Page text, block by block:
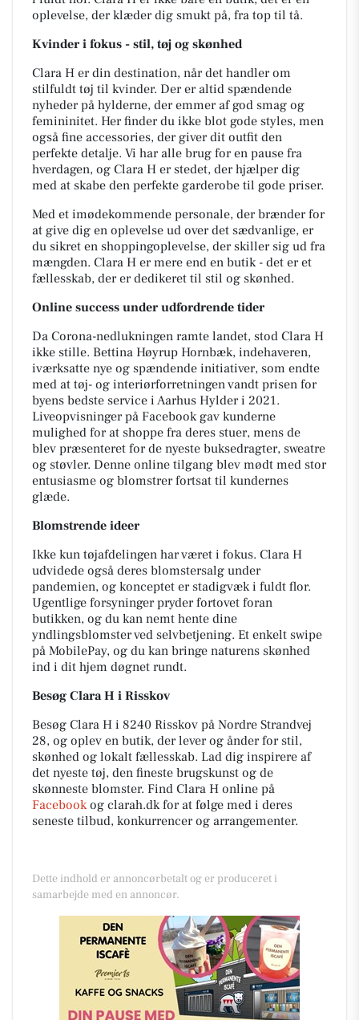
oplevelse, der klæder dig smukt på, fra top til tå.
Kvinder i fokus - stil, tøj og skønhed
Clara H er din destination, når det handler om
stilfuldt tøj til kvinder. Der er altid spændende
nyheder på hylderne, der emmer af god smag og
femininitet. Her finder du ikke blot gode styles, men
også fine accessories, der giver dit outfit den
perfekte detalje. Vi har alle brug for en pause fra
hverdagen, og Clara H er stedet, der hjælper dig
med at skabe den perfekte garderobe til gode priser.
Med et imødekommende personale, der brænder for
at give dig en oplevelse ud over det sædvanlige, er
du sikret en shoppingoplevelse, der skiller sig ud fra
mængden. Clara H er mere end en butik - det er et
fællesskab, der er dedikeret til stil og skønhed.
Online success under udfordrende tider
Da Corona-nedlukningen ramte landet, stod Clara H
ikke stille. Bettina Høyrup Hornbæk, indehaveren,
iværksatte nye og spændende initiativer, som endte
med at tøj- og interiørforretningen vandt prisen for
byens bedste service i Aarhus Hylder i 2021.
Liveopvisninger på Facebook gav kunderne
mulighed for at shoppe fra deres stuer, mens de
blev præsenteret for de nyeste buksedragter, sweatre
og støvler. Denne online tilgang blev mødt med stor
entusiasme og blomstrer fortsat til kundernes
glæde.
Blomstrende ideer
Ikke kun tøjafdelingen har været i fokus. Clara H
udvidede også deres blomstersalg under
pandemien, og konceptet er stadigvæk i fuldt flor.
Ugentlige forsyninger pryder fortovet foran
butikken, og du kan nemt hente dine
yndlingsblomster ved selvbetjening. Et enkelt swipe
på MobilePay, og du kan bringe naturens skønhed
ind i dit hjem døgnet rundt.
Besøg Clara H i Risskov
Besøg Clara H i 8240 Risskov på Nordre Strandvej
28, og oplev en butik, der lever og ånder for stil,
skønhed og lokalt fællesskab. Lad dig inspirere af
det nyeste tøj, den fineste brugskunst og de
skønneste blomster. Find Clara H online på
Facebookog clarah.dkfor at følge med i deres
seneste tilbud, konkurrencer og arrangementer.
Dette indhold er annoncørbetalt og er produceret i
samarbejde med en annoncør.